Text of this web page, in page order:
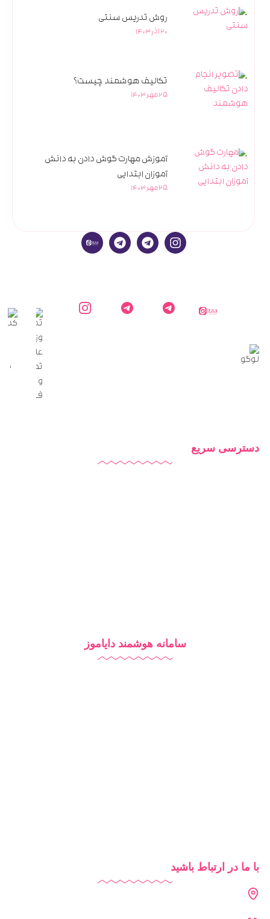
روش تدریس سنتی
20 آذر 1403
تکالیف هوشمند چیست؟
25 مهر 1403
آموزش مهارت گوش دادن به دانش
آموزان ابتدایی
25 مهر 1403
کارشناس
اینستاگرام
دسترسی سریع
سامانه هوشمند دایاموز
با ما در ارتباط باشید